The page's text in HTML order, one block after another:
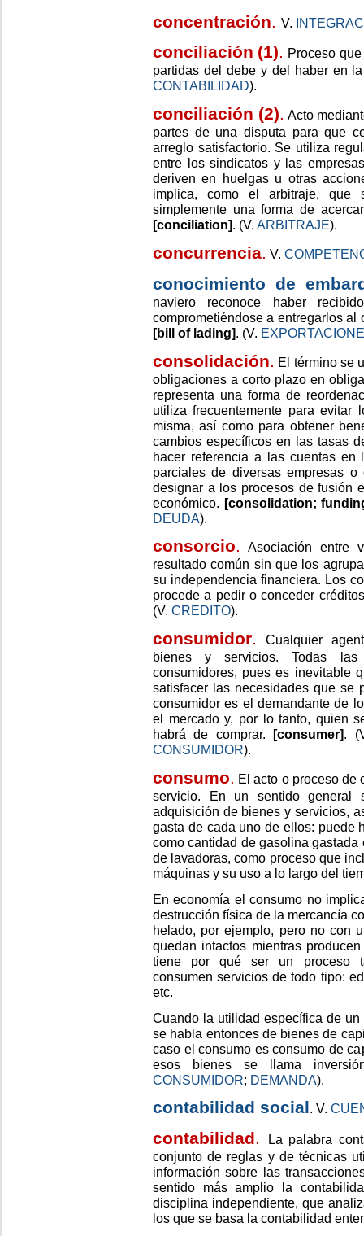
concentración. V.
conciliación (1). Proceso
partidas del debe y del haber en
CONTABILIDAD).
conciliación (2). Acto
partes de una disputa para que
arreglo satisfactorio. Se utiliza
entre los sindicatos y las
deriven en huelgas u otras
implica, como el arbitraje,
simplemente una forma de
[conciliation]. (V. ARBITRAJE).
concurrencia. V.
conocimiento de
naviero reconoce haber
comprometiéndose a entregarlos
[bill of lading]. (V.
consolidación. El término se
obligaciones a corto plazo en
representa una forma de
utiliza frecuentemente para
misma, así como para obtener
cambios específicos en las tasas
hacer referencia a las cuentas
parciales de diversas empresas o
designar a los procesos de fusión
económico. [consolidation;
DEUDA).
consorcio.
Asociación entre
resultado común sin que los
su independencia financiera. Los
procede a pedir o conceder
(V. CREDITO).
consumidor.
Cualquier
bienes y servicios. Todas
consumidores, pues es inevitable
satisfacer las necesidades que
consumidor es el demandante de
el mercado y, por lo tanto, quien
habrá de comprar.[consumer].
CONSUMIDOR).
consumo. El acto o proceso de
servicio. En un sentido general
adquisición de bienes y servicios,
gasta de cada uno de ellos: puede
como cantidad de gasolina
de lavadoras, como proceso que
máquinas y su uso a lo largo del
En economía el consumo no
destrucción física de la mercancía
helado, por ejemplo, pero no con
quedan intactos mientras
tiene por qué ser un proceso
consumen servicios de todo tipo:
etc.
Cuando la utilidad específica de
se habla entonces de bienes de
caso el consumo es consumo de
esos bienes se llama
CONSUMIDOR; DEMANDA).
contabilidad social . V.
contabilidad.
La palabra
conjunto de reglas y de técnicas
información sobre las
sentido más amplio la
disciplina independiente, que
los que se basa la contabilidad